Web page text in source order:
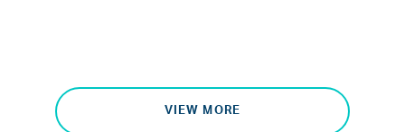
VIEW MORE